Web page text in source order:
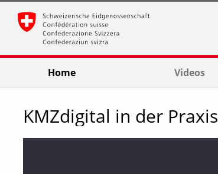
Home Videos
KMZdigital in der Praxis